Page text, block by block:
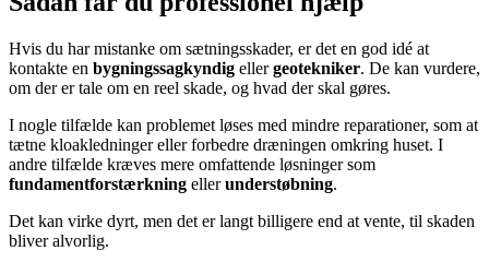
Hvis du har mistanke om sætningsskader, er det en god idé at
kontakte en bygningssagkyndig ellergeotekniker. De kan vurdere,
om der er tale om en reel skade, og hvad der skal gøres.
I nogle tilfælde kan problemet løses med mindre reparationer, som at
tætne kloakledninger eller forbedre dræningen omkring huset. I
andre tilfælde kræves mere omfattende løsninger som
fundamentforstærkning ellerunderstøbning.
Det kan virke dyrt, men det er langt billigere end at vente, til skaden
bliver alvorlig.